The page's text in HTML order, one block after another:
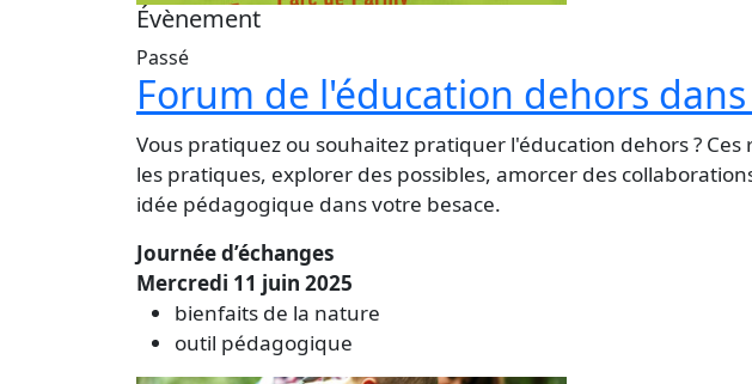
Évènement
Passé
Forum de l'éducation dehors
Vous pratiquez ou souhaitez pratiquer l'éducation dehors ?
les pratiques, explorer des possibles, amorcer des
idée pédagogique dans votre besace.
Journée d’échanges
Mercredi 11 juin 2025
bienfaits de la nature
outil pédagogique